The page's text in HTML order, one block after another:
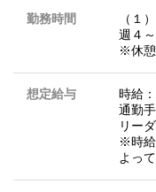
勤務時間
（１
週４
※休憩
想定給与
時給
通勤
リー
※時給
よっ